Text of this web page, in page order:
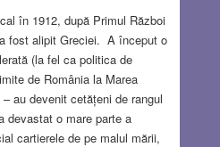
în 1912, după Primul Război
fost alipit Greciei. A început o
(la fel ca politica de
de România la Marea
au devenit cetățeni de rangul
devastat o mare parte a
cartierele de pe malul mării,